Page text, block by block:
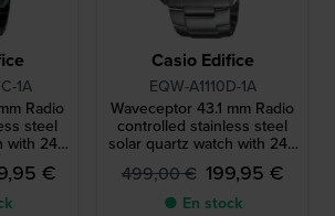
1A
Radio
steel
with 24h
€
Casio Edifice
EQW-A1110D-1A
Waveceptor 43.1 mm Radio
controlled stainless steel
solar quartz watch with 24h
indicator
499,00 € 199,95 €
● En stock